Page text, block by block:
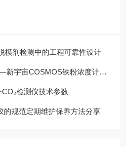
模剂检测中的工程可靠性设计
铁粉浓度计SDM-72守护齿轮箱健康
检测仪技术参数
的规范定期维护保养方法分享